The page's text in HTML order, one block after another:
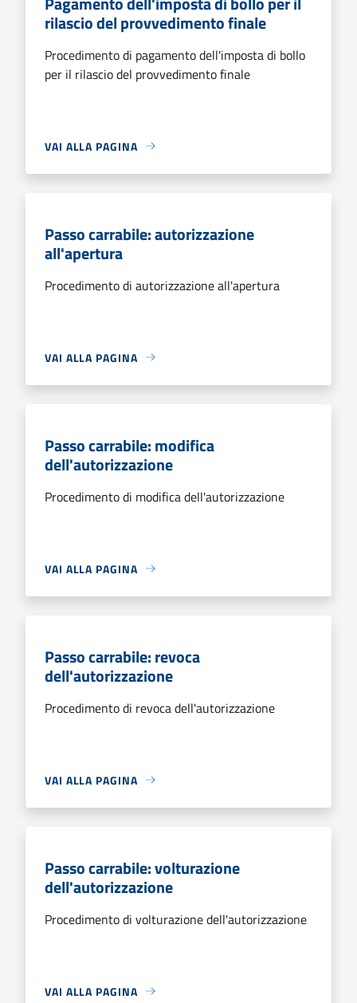
rilascio del provvedimento finale
Procedimento di pagamento dell'imposta di bollo
per il rilascio del provvedimento finale
VAI ALLA PAGINA
Passo carrabile: autorizzazione
all'apertura
Procedimento di autorizzazione all'apertura
VAI ALLA PAGINA
Passo carrabile: modifica
dell'autorizzazione
Procedimento di modifica dell'autorizzazione
VAI ALLA PAGINA
Passo carrabile: revoca
dell'autorizzazione
Procedimento di revoca dell'autorizzazione
VAI ALLA PAGINA
Passo carrabile: volturazione
dell'autorizzazione
Procedimento di volturazione dell'autorizzazione
VAI ALLA PAGINA